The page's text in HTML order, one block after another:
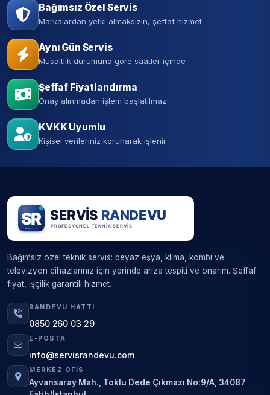
Bağımsız Özel Servis
Markalardan yetki almaksızın, şeffaf hizmet
Aynı Gün Servis
Müsaitlik durumuna göre saatler içinde
Şeffaf Fiyatlandırma
Onay alınmadan işlem başlatılmaz
KVKK Uyumlu
Kişisel verileriniz korunarak işlenir
Bağımsız özel teknik servis: beyaz eşya, klima, kombi ve
televizyon cihazlarınız için yerinde arıza tespiti ve onarım. Şeffaf
fiyat, işçilik garantili hizmet.
RANDEVU HATTI
0850 260 03 29
E-POSTA
info@servisrandevu.com
MERKEZ OFIS
Ayvansaray Mah., Toklu Dede Çıkmazı No:9/A, 34087